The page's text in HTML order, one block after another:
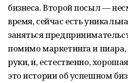
бизнеса. Второй посыл —
время, сейчас есть
заняться
помимо маркетинга и
руки, и, естественно,
это истории об успешном